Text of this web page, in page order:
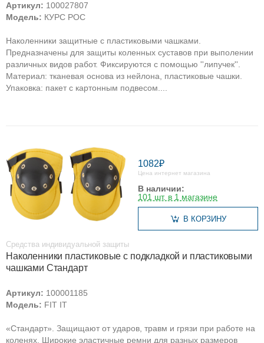
Артикул: 100027807
Модель: КУРС РОС
Наколенники защитные с пластиковыми чашками.
Предназначены для защиты коленных суставов при выполении
различных видов работ. Фиксируются с помощью ''липучек''.
Материал: тканевая основа из нейлона, пластиковые чашки.
Упаковка: пакет с картонным подвесом....
1082₽
Цена интернет магазина
В наличии:
101 шт. в 1 магазине
В КОРЗИНУ
Средства индивидуальной защиты
Наколенники пластиковые с подкладкой и пластиковыми
чашками Стандарт
Артикул: 100001185
Модель: FIT IT
«Стандарт». Защищают от ударов, травм и грязи при работе на
коленях. Широкие эластичные ремни для разных размеров